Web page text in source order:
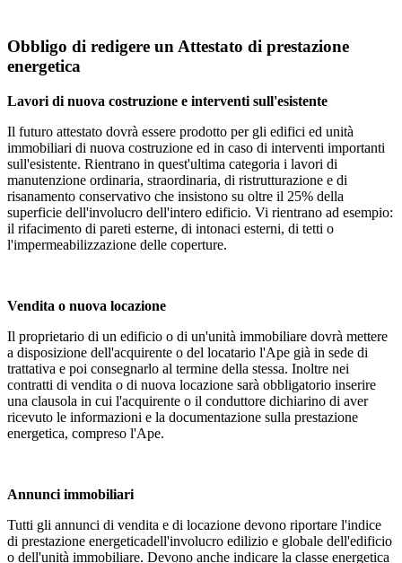
Obbligo di redigere un Attestato di prestazione
energetica
Lavori di nuova costruzione e interventi sull'esistente
Il futuro attestato dovrà essere prodotto per gli edifici ed unità
immobiliari di nuova costruzione ed in caso di interventi importanti
sull'esistente. Rientrano in quest'ultima categoria i lavori di
manutenzione ordinaria, straordinaria, di ristrutturazione e di
risanamento conservativo che insistono su oltre il 25% della
superficie dell'involucro dell'intero edificio. Vi rientrano ad esempio:
il rifacimento di pareti esterne, di intonaci esterni, di tetti o
l'impermeabilizzazione delle coperture.
Vendita o nuova locazione
Il proprietario di un edificio o di un'unità immobiliare dovrà mettere
a disposizione dell'acquirente o del locatario l'Ape già in sede di
trattativa e poi consegnarlo al termine della stessa. Inoltre nei
contratti di vendita o di nuova locazione sarà obbligatorio inserire
una clausola in cui l'acquirente o il conduttore dichiarino di aver
ricevuto le informazioni e la documentazione sulla prestazione
energetica, compreso l'Ape.
Annunci immobiliari
Tutti gli annunci di vendita e di locazione devono riportare l'indice
di prestazione energeticadell'involucro edilizio e globale dell'edificio
o dell'unità immobiliare. Devono anche indicare la classe energetica